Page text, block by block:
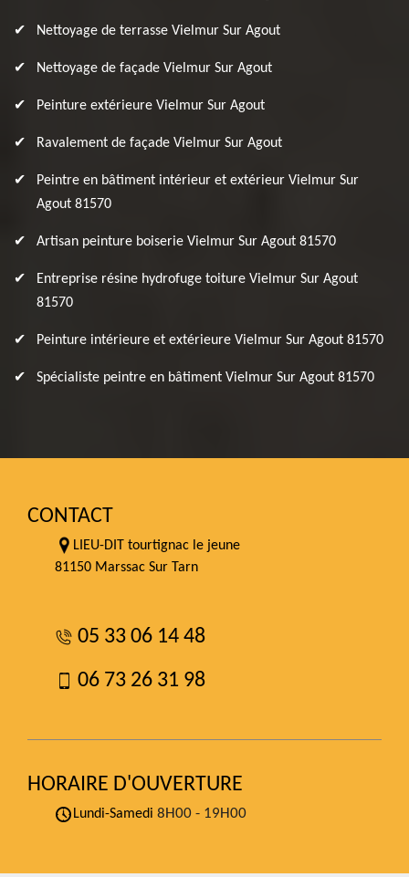
Nettoyage de terrasse Vielmur Sur Agout
Nettoyage de façade Vielmur Sur Agout
Peinture extérieure Vielmur Sur Agout
Ravalement de façade Vielmur Sur Agout
Peintre en bâtiment intérieur et extérieur Vielmur Sur
Agout 81570
Artisan peinture boiserie Vielmur Sur Agout 81570
Entreprise résine hydrofuge toiture Vielmur Sur Agout
81570
Peinture intérieure et extérieure Vielmur Sur Agout 81570
Spécialiste peintre en bâtiment Vielmur Sur Agout 81570
CONTACT
LIEU-DIT tourtignac le jeune
81150 Marssac Sur Tarn
05 33 06 14 48
06 73 26 31 98
HORAIRE D'OUVERTURE
Lundi-Samedi 8H00 - 19H00